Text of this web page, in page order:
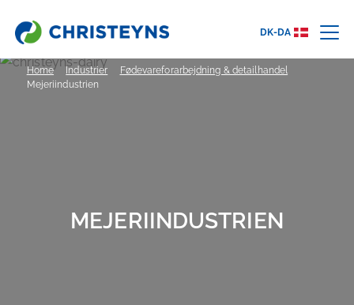
DK-DA
Home Industrier
Fødevareforarbejdning & detailhandel
Mejeriindustrien
MEJERIINDUSTRIEN